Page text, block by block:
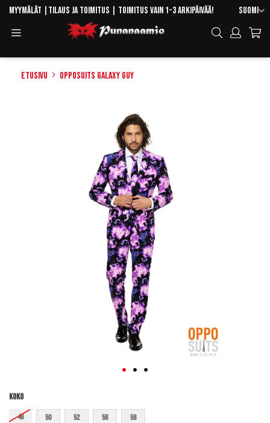
Skip
Content
Kieli
Suomi
Myymälät Tilaus ja toimitus | Toimitus vain 1-3 arkipäivää!
Hae
Etusivu OppoSuits Galaxy Guy
Koko
46 50 52 56 58